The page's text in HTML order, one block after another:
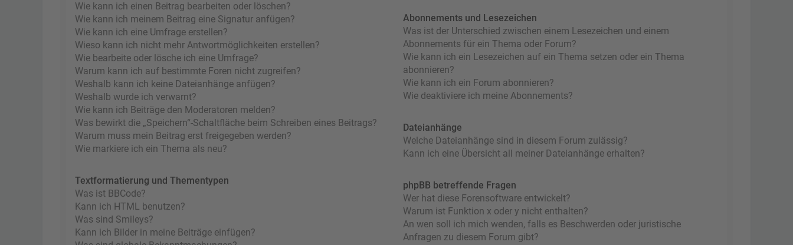
Wie kann ich einen Beitrag bearbeiten oder löschen?
Wie kann ich meinem Beitrag eine Signatur anfügen?
Wie kann ich eine Umfrage erstellen?
Wieso kann ich nicht mehr Antwortmöglichkeiten erstellen?
Wie bearbeite oder lösche ich eine Umfrage?
Warum kann ich auf bestimmte Foren nicht zugreifen?
Weshalb kann ich keine Dateianhänge anfügen?
Weshalb wurde ich verwarnt?
Wie kann ich Beiträge den Moderatoren melden?
Was bewirkt die „Speichern“-Schaltfläche beim Schreiben eines Beitrags?
Warum muss mein Beitrag erst freigegeben werden?
Wie markiere ich ein Thema als neu?
Textformatierung und Thementypen
Was ist BBCode?
Kann ich HTML benutzen?
Was sind Smileys?
Kann ich Bilder in meine Beiträge einfügen?
Abonnements und Lesezeichen
Was ist der Unterschied zwischen einem Lesezeichen und einem
Abonnements für ein Thema oder Forum?
Wie kann ich ein Lesezeichen auf ein Thema setzen oder ein Thema
abonnieren?
Wie kann ich ein Forum abonnieren?
Wie deaktiviere ich meine Abonnements?
Dateianhänge
Welche Dateianhänge sind in diesem Forum zulässig?
Kann ich eine Übersicht all meiner Dateianhänge erhalten?
phpBB betreffende Fragen
Wer hat diese Forensoftware entwickelt?
Warum ist Funktion x oder y nicht enthalten?
An wen soll ich mich wenden, falls es Beschwerden oder juristische
Anfragen zu diesem Forum gibt?